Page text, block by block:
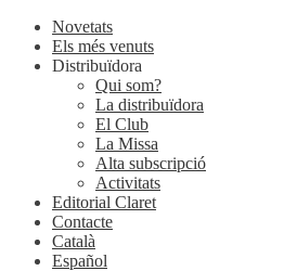
Novetats
Els més venuts
Distribuïdora
Qui som?
La distribuïdora
El Club
La Missa
Alta subscripció
Activitats
Editorial Claret
Contacte
Català
Español